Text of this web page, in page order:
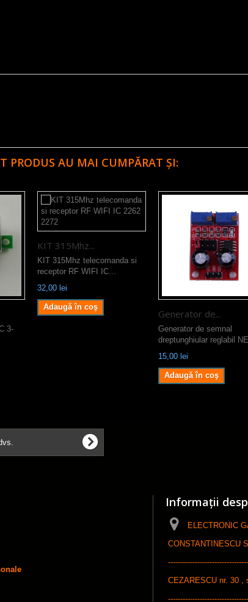
PRODUS AU MAI CUMPĂRAT ȘI:
3-
KIT 315Mhz...
KIT 315Mhz telecomanda si
receptor RF WIFI IC...
32,00 lei
Adaugă în coş
Generator de...
Generator de semnal
dreptunghiular reglabil
15,00 lei
Adaugă în coş
Informații
ELECTRONIC
CONSTANTINESCU
CEZARESCU nr. 30 ,